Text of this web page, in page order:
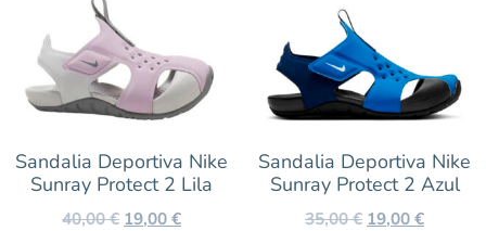
Sandalia Deportiva Nike
Sunray Protect 2 Lila
40,00€ 19,00€
Sandalia Deportiva Nike
Sunray Protect 2 Azul
35,00€ 19,00€